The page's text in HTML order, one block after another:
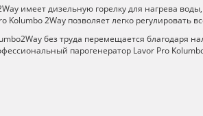
имеет дизельную горелку для нагрева
2Way позволяет легко
без труда перемещается благодаря
парогенератор Lavor Pro